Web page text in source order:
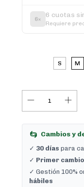
6×
6 cuotas
Requiere
S M
Cambios y
✓ 30 días para
✓ Primer
✓ Gestión 100%
hábiles